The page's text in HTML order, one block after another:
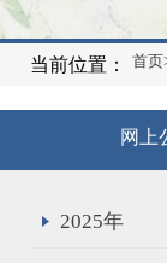
当前位置： 首页
网上
2025年